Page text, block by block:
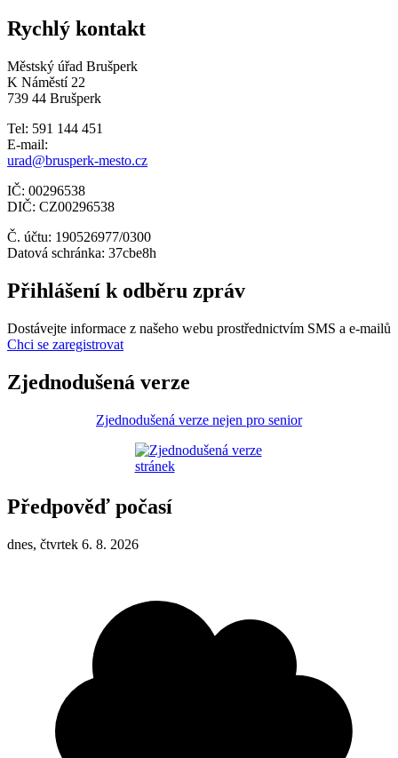
Rychlý kontakt
Městský úřad Brušperk
K Náměstí 22
739 44 Brušperk
Tel: 591 144 451
E-mail:
urad@brusperk-mesto.cz
IČ: 00296538
DIČ: CZ00296538
Č. účtu: 190526977/0300
Datová schránka: 37cbe8h
Přihlášení k odběru zpráv
Dostávejte informace z našeho webu prostřednictvím SMS a e-mailů
Chci se zaregistrovat
Zjednodušená verze
Zjednodušená verze nejen pro senior
Předpověď počasí
dnes, čtvrtek 6. 8. 2026